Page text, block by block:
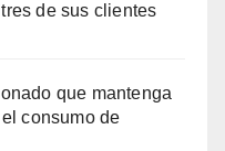
de sus clientes
que mantenga
consumo de